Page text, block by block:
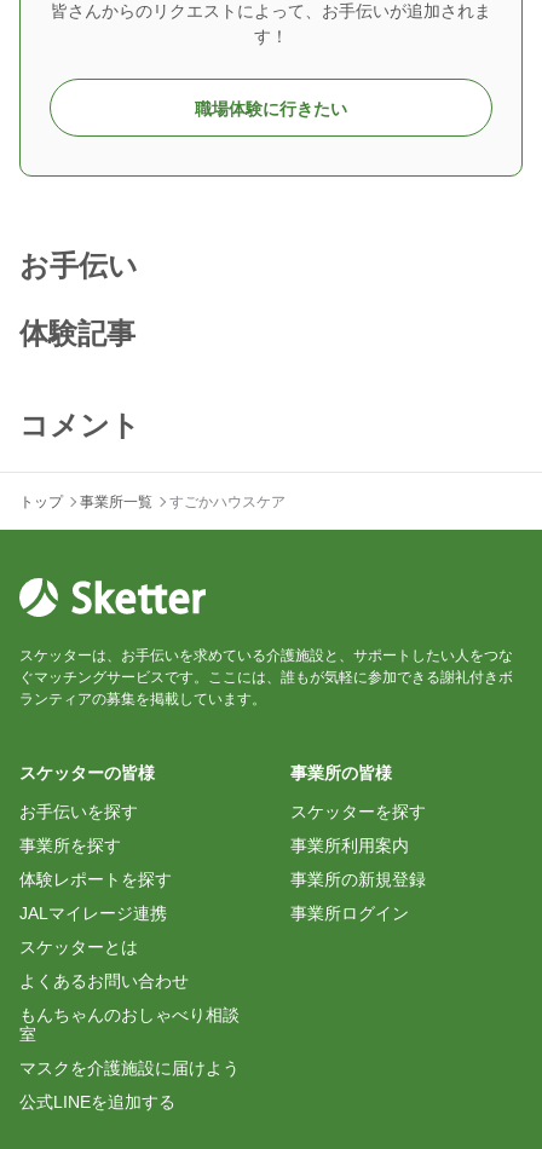
皆さんからのリクエストによって、お手伝いが追加されま
す！
職場体験に行きたい
お手伝い
体験記事
コメント
トップ 事業所一覧 すごかハウスケア
スケッターは、お手伝いを求めている介護施設と、サポートしたい人をつな
ぐマッチングサービスです。ここには、誰もが気軽に参加できる謝礼付きボ
ランティアの募集を掲載しています。
スケッターの皆様
お手伝いを探す
事業所を探す
体験レポートを探す
JALマイレージ連携
スケッターとは
よくあるお問い合わせ
もんちゃんのおしゃべり相談
室
マスクを介護施設に届けよう
公式LINEを追加する
事業所の皆様
スケッターを探す
事業所利用案内
事業所の新規登録
事業所ログイン